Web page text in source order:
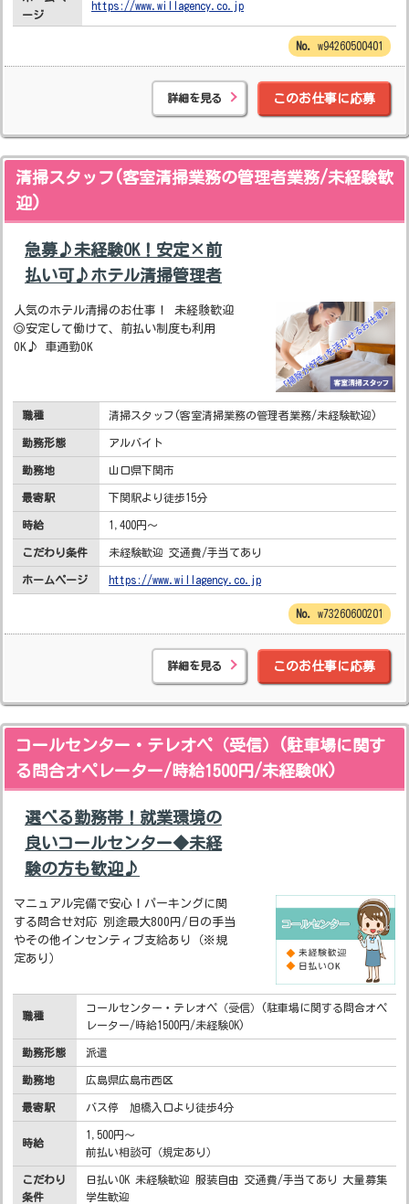
ージ
https://www.willagency.co.jp
w94260500401
詳細を見る このお仕事に応募
清掃スタッフ(客室清掃業務の管理者業務/未経験歓
迎)
急募♪未経験OK！安定×前
払い可♪ホテル清掃管理者
人気のホテル清掃のお仕事！ 未経験歓迎
◎安定して働けて、前払い制度も利用
OK♪ 車通勤OK
職種 清掃スタッフ(客室清掃業務の管理者業務/未経験歓迎)
勤務形態 アルバイト
勤務地 山口県下関市
最寄駅 下関駅より徒歩15分
時給 1,400円～
こだわり条件 未経験歓迎 交通費/手当てあり
ホームページ https://www.willagency.co.jp
w73260600201
詳細を見る このお仕事に応募
コールセンター・テレオペ（受信）(駐車場に関す
る問合オペレーター/時給1500円/未経験OK)
選べる勤務帯！就業環境の
良いコールセンター◆未経
験の方も歓迎♪
マニュアル完備で安心！パーキングに関
する問合せ対応 別途最大800円/日の手当
やその他インセンティブ支給あり（※規
定あり）
職種
コールセンター・テレオペ（受信）(駐車場に関する問合オペ
レーター/時給1500円/未経験OK)
勤務形態 派遣
勤務地 広島県広島市西区
最寄駅 バス停 旭橋入口より徒歩4分
時給
1,500円～
前払い相談可（規定あり）
こだわり
条件
日払いOK 未経験歓迎 服装自由 交通費/手当てあり 大量募集
学生歓迎